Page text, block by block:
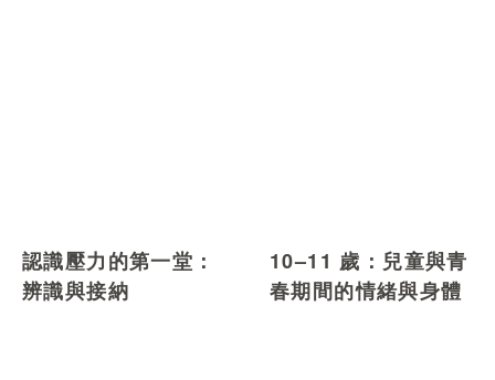
認識壓力的第一堂：
辨識與接納
10–11 歲：兒童與青
春期間的情緒與身體